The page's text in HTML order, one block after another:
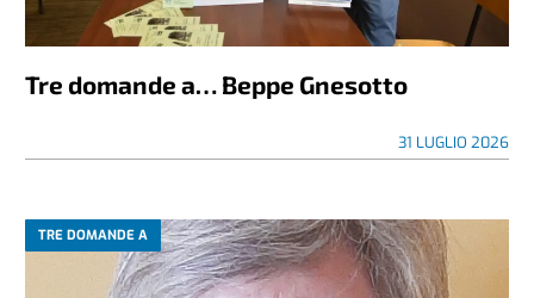
Tre domande a… Beppe Gnesotto
31 LUGLIO 2026
TRE DOMANDE A